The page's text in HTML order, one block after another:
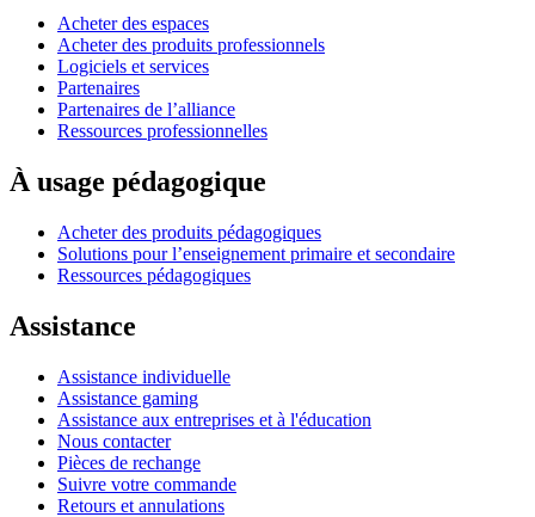
Acheter des espaces
Acheter des produits professionnels
Logiciels et services
Partenaires
Partenaires de l’alliance
Ressources professionnelles
À usage pédagogique
Acheter des produits pédagogiques
Solutions pour l’enseignement primaire et secondaire
Ressources pédagogiques
Assistance
Assistance individuelle
Assistance gaming
Assistance aux entreprises et à l'éducation
Nous contacter
Pièces de rechange
Suivre votre commande
Retours et annulations